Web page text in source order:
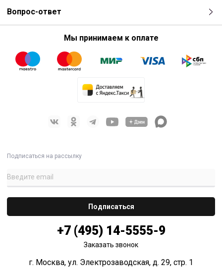
Вопрос-ответ
Мы принимаем к оплате
Подписаться на рассылку
+7 (495) 14-5555-9
Заказать звонок
г. Москва, ул. Электрозаводская, д. 29, стр. 1